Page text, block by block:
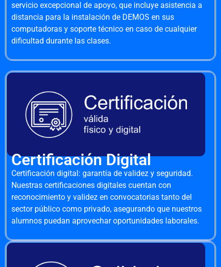
servicio excepcional de apoyo, que incluye asistencia a
distancia para la instalación de DEMOS en sus
computadoras y soporte técnico en caso de cualquier
dificultad durante las clases.
Certificación Digital
Certificación digital: garantía de validez y seguridad.
Nuestras certificaciones digitales cuentan con
reconocimiento y validez en convocatorias tanto del
sector público como privado, asegurando que nuestros
alumnos puedan aprovechar oportunidades laborales.